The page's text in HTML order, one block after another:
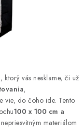
ktorý vás nesklame, či už
,
vie, do čoho ide. Tento
100 x 100 cm a
materiálom